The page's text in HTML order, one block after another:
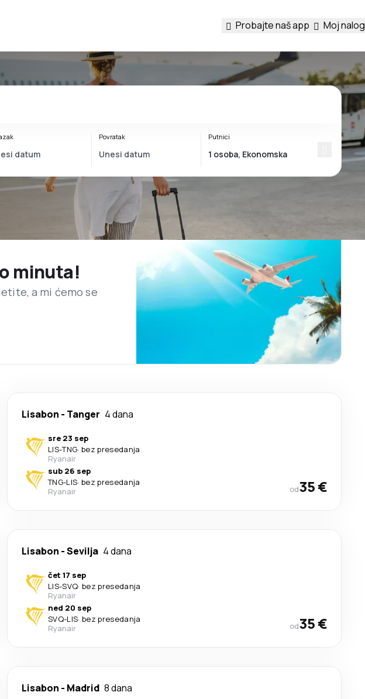
Probajte naš app Moj nalog
Povratak Putnici
minuta!
a mi ćemo se
Lisabon - Tanger 4 dana
sre 23 sep
LIS-TNG· bez presedanja
Ryanair
sub 26 sep
TNG-LIS· bez presedanja
Ryanair
od35 €
Lisabon -Sevilja 4 dana
čet 17 sep
LIS-SVQ· bez presedanja
Ryanair
ned 20 sep
SVQ-LIS· bez presedanja
Ryanair
od35 €
Lisabon - Madrid 8 dana